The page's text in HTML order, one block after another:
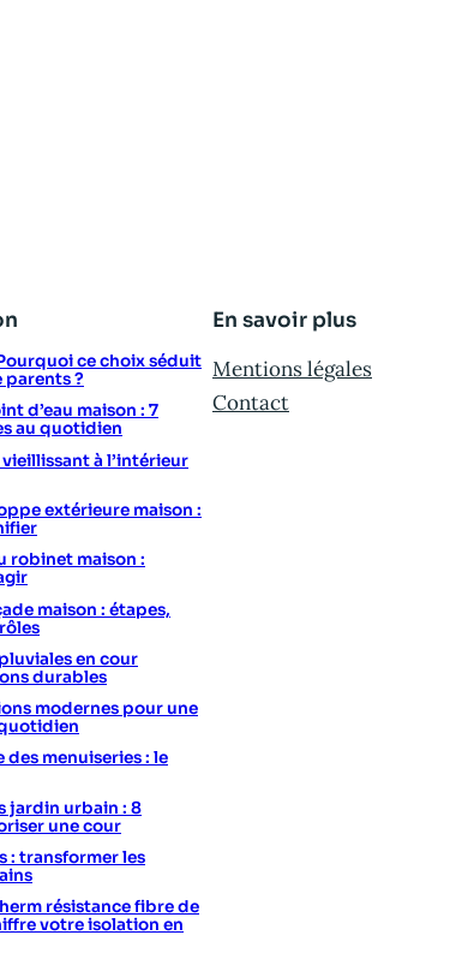
ce choix séduit
parents ?
d’eau maison : 7
au quotidien
à l’intérieur
extérieure maison :
robinet maison :
maison : étapes,
en cour
durables
modernes pour une
menuiseries : le
jardin urbain : 8
une cour
: transformer les
résistance fibre de
votre isolation en
En savoir plus
Mentions légales
Contact